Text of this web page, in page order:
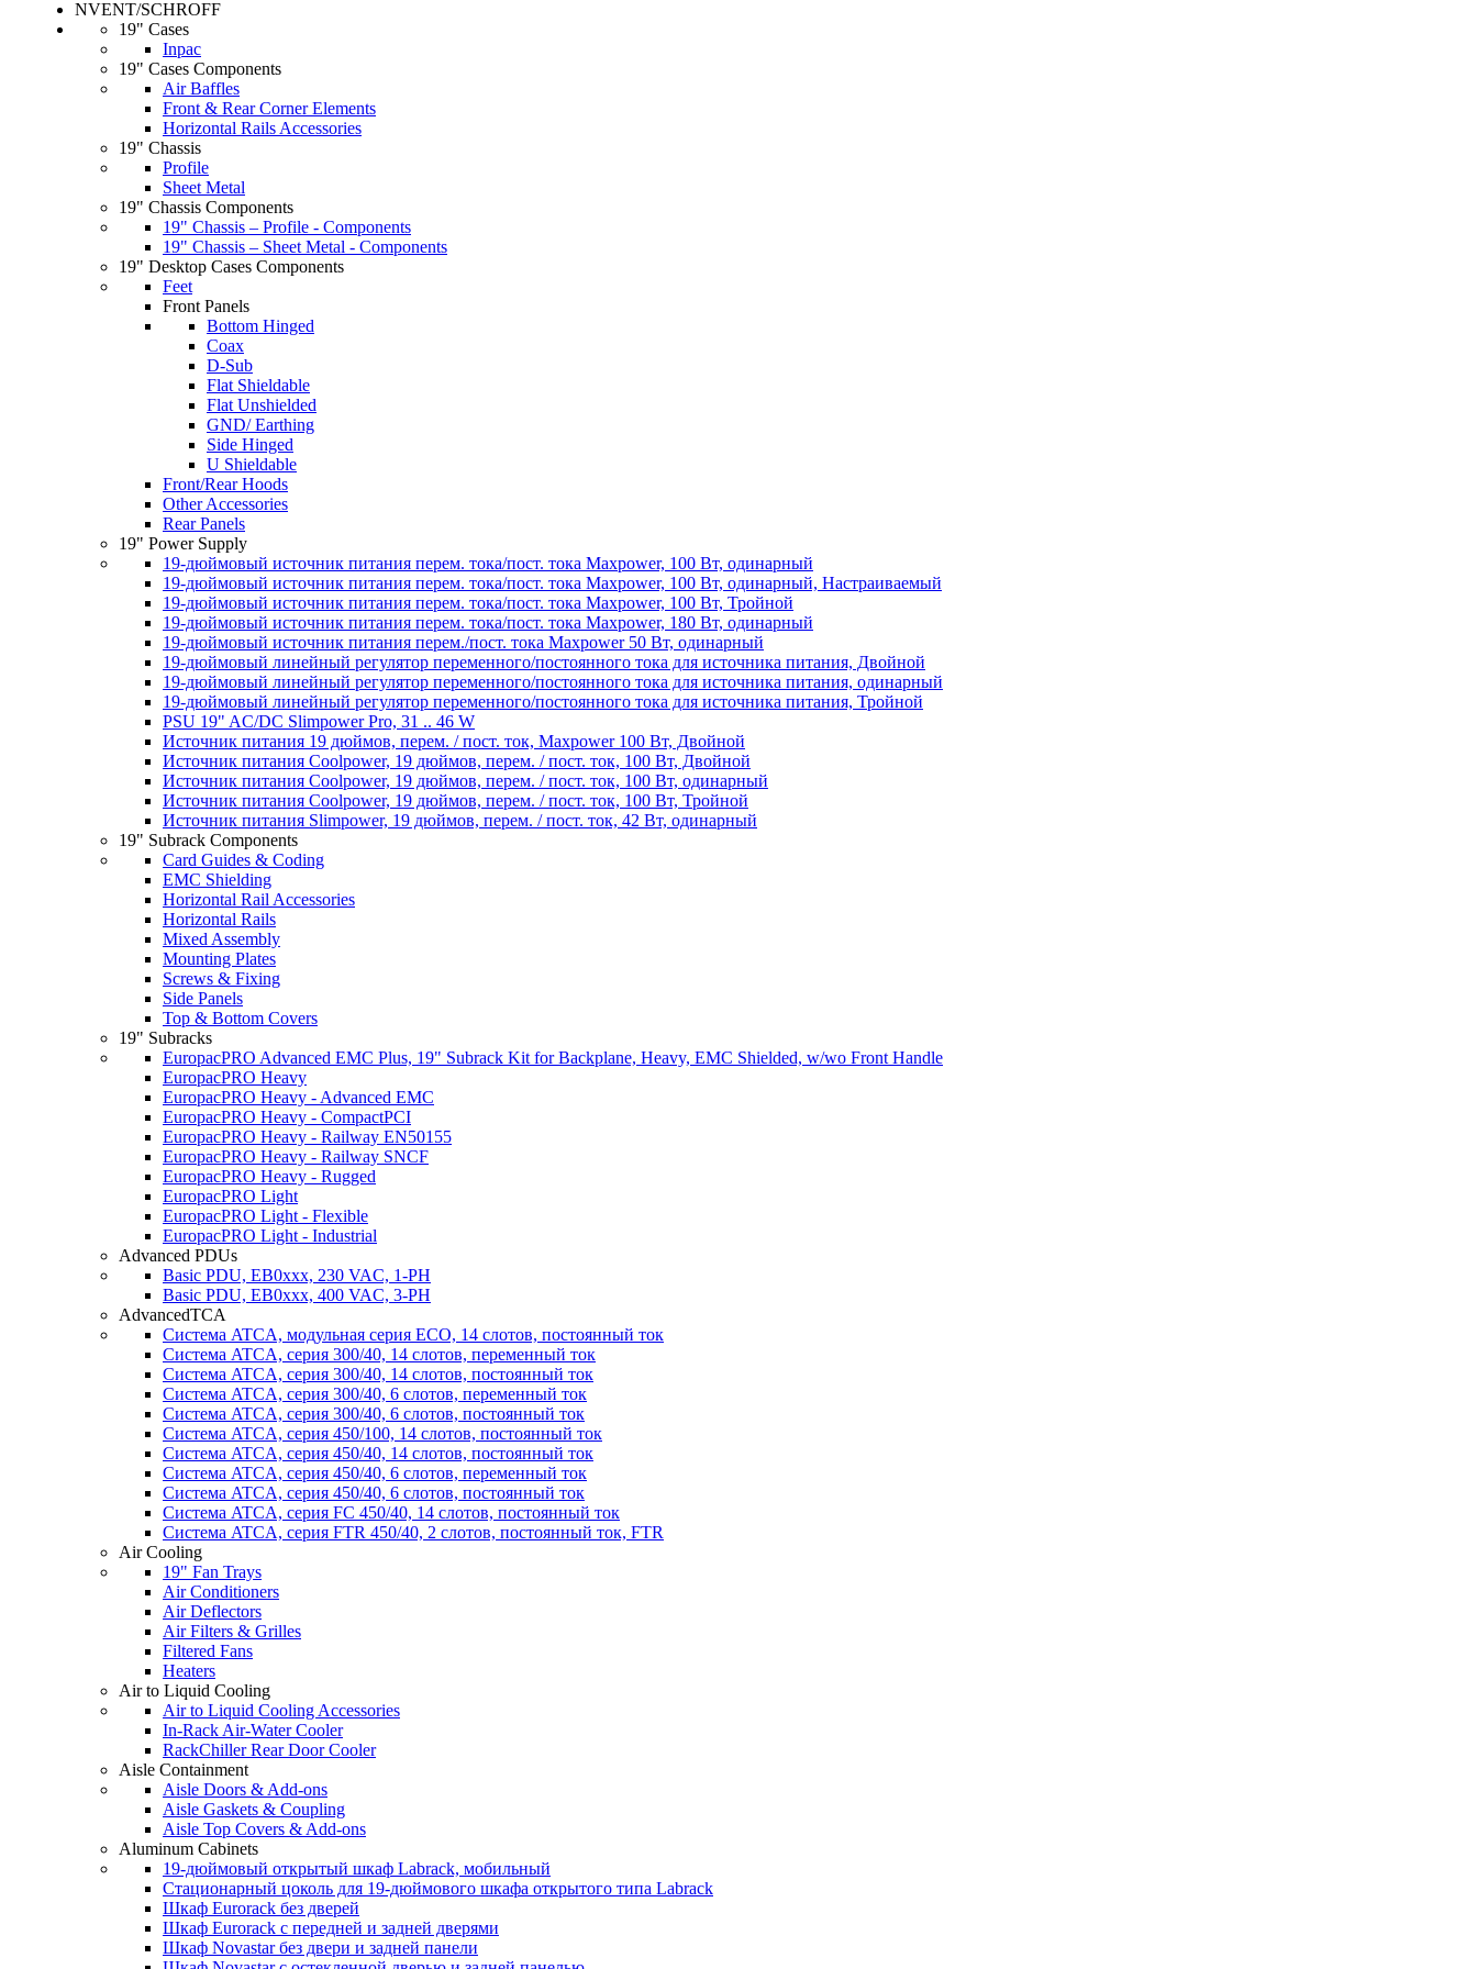
NVENT/SCHROFF
19" Cases
Inpac
19" Cases Components
Air Baffles
Front & Rear Corner Elements
Horizontal Rails Accessories
19" Chassis
Profile
Sheet Metal
19" Chassis Components
19" Chassis – Profile - Components
19" Chassis – Sheet Metal - Components
19" Desktop Cases Components
Feet
Front Panels
Bottom Hinged
Coax
D-Sub
Flat Shieldable
Flat Unshielded
GND/ Earthing
Side Hinged
U Shieldable
Front/Rear Hoods
Other Accessories
Rear Panels
19" Power Supply
19-дюймовый источник питания перем. тока/пост. тока Maxpower, 100 Вт, одинарный
19-дюймовый источник питания перем. тока/пост. тока Maxpower, 100 Вт, одинарный, Настраиваемый
19-дюймовый источник питания перем. тока/пост. тока Maxpower, 100 Вт, Тройной
19-дюймовый источник питания перем. тока/пост. тока Maxpower, 180 Вт, одинарный
19-дюймовый источник питания перем./пост. тока Maxpower 50 Вт, одинарный
19-дюймовый линейный регулятор переменного/постоянного тока для источника питания, Двойной
19-дюймовый линейный регулятор переменного/постоянного тока для источника питания, одинарный
19-дюймовый линейный регулятор переменного/постоянного тока для источника питания, Тройной
PSU 19" AC/DC Slimpower Pro, 31 .. 46 W
Источник питания 19 дюймов, перем. / пост. ток, Maxpower 100 Вт, Двойной
Источник питания Coolpower, 19 дюймов, перем. / пост. ток, 100 Вт, Двойной
Источник питания Coolpower, 19 дюймов, перем. / пост. ток, 100 Вт, одинарный
Источник питания Coolpower, 19 дюймов, перем. / пост. ток, 100 Вт, Тройной
Источник питания Slimpower, 19 дюймов, перем. / пост. ток, 42 Вт, одинарный
19" Subrack Components
Card Guides & Coding
EMC Shielding
Horizontal Rail Accessories
Horizontal Rails
Mixed Assembly
Mounting Plates
Screws & Fixing
Side Panels
Top & Bottom Covers
19" Subracks
EuropacPRO Advanced EMC Plus, 19" Subrack Kit for Backplane, Heavy, EMC Shielded, w/wo Front Handle
EuropacPRO Heavy
EuropacPRO Heavy - Advanced EMC
EuropacPRO Heavy - CompactPCI
EuropacPRO Heavy - Railway EN50155
EuropacPRO Heavy - Railway SNCF
EuropacPRO Heavy - Rugged
EuropacPRO Light
EuropacPRO Light - Flexible
EuropacPRO Light - Industrial
Advanced PDUs
Basic PDU, EB0xxx, 230 VAC, 1-PH
Basic PDU, EB0xxx, 400 VAC, 3-PH
AdvancedTCA
Система ATCA, модульная серия ECO, 14 слотов, постоянный ток
Система ATCA, серия 300/40, 14 слотов, переменный ток
Система ATCA, серия 300/40, 14 слотов, постоянный ток
Система ATCA, серия 300/40, 6 слотов, переменный ток
Система ATCA, серия 300/40, 6 слотов, постоянный ток
Система ATCA, серия 450/100, 14 слотов, постоянный ток
Система ATCA, серия 450/40, 14 слотов, постоянный ток
Система ATCA, серия 450/40, 6 слотов, переменный ток
Система ATCA, серия 450/40, 6 слотов, постоянный ток
Система ATCA, серия FC 450/40, 14 слотов, постоянный ток
Система ATCA, серия FTR 450/40, 2 слотов, постоянный ток, FTR
Air Cooling
19" Fan Trays
Air Conditioners
Air Deflectors
Air Filters & Grilles
Filtered Fans
Heaters
Air to Liquid Cooling
Air to Liquid Cooling Accessories
In-Rack Air-Water Cooler
RackChiller Rear Door Cooler
Aisle Containment
Aisle Doors & Add-ons
Aisle Gaskets & Coupling
Aisle Top Covers & Add-ons
Aluminum Cabinets
19-дюймовый открытый шкаф Labrack, мобильный
Стационарный цоколь для 19-дюймового шкафа открытого типа Labrack
Шкаф Eurorack без дверей
Шкаф Eurorack с передней и задней дверями
Шкаф Novastar без двери и задней панели